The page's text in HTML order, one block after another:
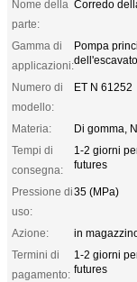
Nome della
parte:
Corredo
Gamma di
applicazioni:
Pompa
Numero di
modello:
ET N 61252
Materia:
Di gomma,
Tempi di
consegna:
1-2 giorni
futures
Pressione di
uso:
35 (MPa)
Azione:
in
Termini di
pagamento:
1-2 giorni
futures